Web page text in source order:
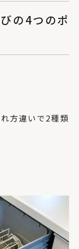
の4つのポ
方違いで2種類